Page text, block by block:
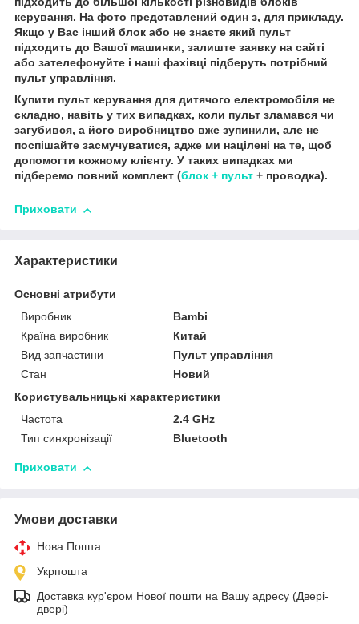
керування. На фото представлений один з, для прикладу.
Якщо у Вас інший блок або не знаєте який пульт
підходить до Вашої машинки, залиште заявку на сайті
або зателефонуйте і наші фахівці підберуть потрібний
пульт управління.
Купити пульт керування для дитячого електромобіля не
складно, навіть у тих випадках, коли пульт зламався чи
загубився, а його виробництво вже зупинили, але не
поспішайте засмучуватися, адже ми націлені на те, щоб
допомогти кожному клієнту. У таких випадках ми
підберемо повний комплект (блок + пульт + проводка).
Приховати
Характеристики
Основні атрибути
Виробник
Bambi
Країна виробник
Китай
Вид запчастини
Пульт управління
Стан
Новий
Користувальницькі характеристики
Частота
2.4 GHz
Тип синхронізації
Bluetooth
Приховати
Умови доставки
Нова Пошта
Укрпошта
Доставка кур'єром Нової пошти на Вашу адресу (Двері-
двері)